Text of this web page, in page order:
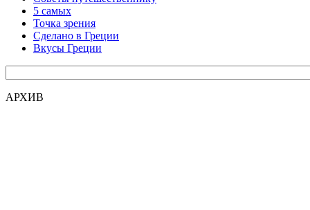
5 самых
Точка зрения
Сделано в Греции
Вкусы Греции
АРХИВ